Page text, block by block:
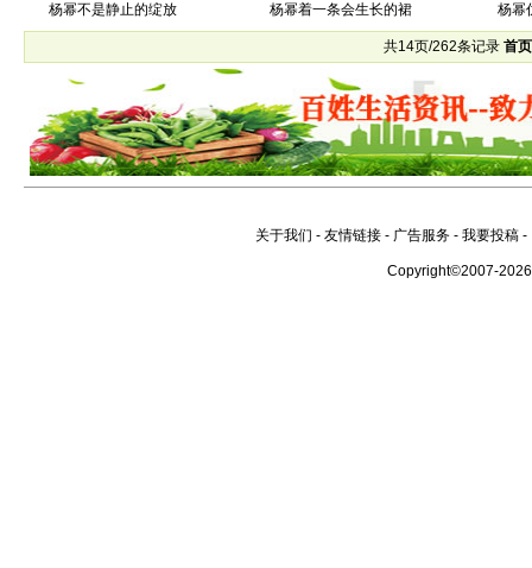
杨幂不是静止的绽放 杨幂着一条会生长的裙 杨幂
共14页/262条记录 首
关于我们 - 友情链接 - 广告服务 - 我要投稿 -
Copyright©2007-